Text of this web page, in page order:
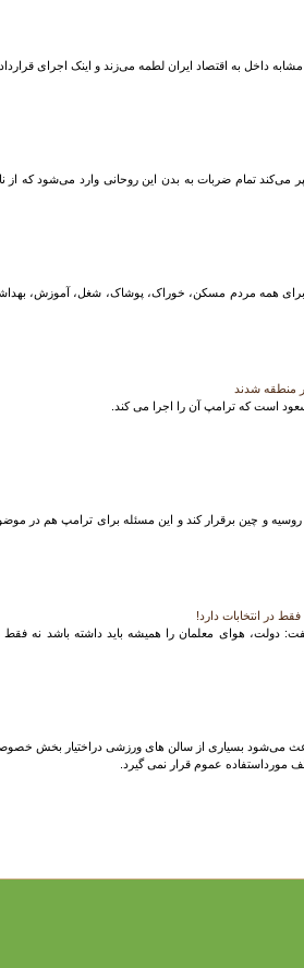
داخل به اقتصاد ایران لطمه می‌زند و اینک اجرای
تمام ضربات به بدن این روحانی وارد می‌شود که از
همه مردم مسکن، خوراک، پوشاک، شغل، آموزش،
منطقه شدند
است که ترامپ آن را اجرا می کند.
روسیه و چین برقرار کند و این مسئله برای ترامپ هم در
در انتخابات دارد!
دولت، هوای معلمان را همیشه باید داشته باشد نه فقط
می‌شود بسیاری از سالن های ورزشی دراختیار بخش
مورداستفاده عموم قرار نمی گیرد.